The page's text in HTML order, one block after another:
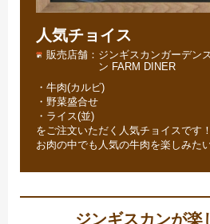
人気チョイス
販売店舗
ジンギスカンガーデン
ン FARM DINER
・牛肉(カルビ)
・野菜盛合せ
・ライス(並)
をご注文いただく人気チョイスです！
お肉の中でも人気の牛肉を楽しみた
ジンギスカンが楽